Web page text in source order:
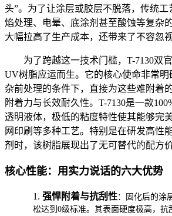
头”。为了让涂层或胶层不脱落，传统
焰处理、电晕、底涂剂甚至酸蚀等复杂
大幅拉高了生产成本，还带来了不容忽
为了跨越这一技术门槛，T-7130双
UV树脂应运而生。它的核心使命非常明
杂前处理的条件下，直接为这些难附着
附着力与长效耐久性。T-7130是一款
透明液体，极低的粘度特性使其能够完
网印刷等多种工艺。特别是在研发高性
剂时，该树脂展现出了无可替代的配方价
核心性能：用实力说话的六大优势
1. 强悍附着与抗刮性：固化后的涂
松达到0级标准。其表面硬度极高，抗